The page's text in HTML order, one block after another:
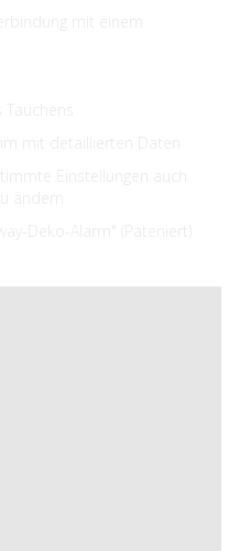
mit einem
mit detaillierten Daten
Einstellungen auch
ändern
Deko-Alarm" (Pateniert)